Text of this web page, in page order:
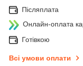
Післяплата
Онлайн-оплата
Готівкою
Всі умови оплати